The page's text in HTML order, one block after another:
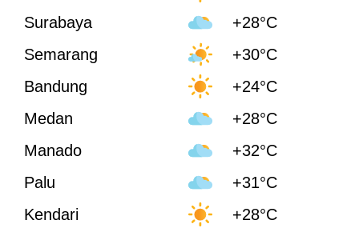
Surabaya
+28°C
Semarang
+30°C
Bandung
+24°C
Medan
+28°C
Manado
+32°C
Palu
+31°C
Kendari
+28°C